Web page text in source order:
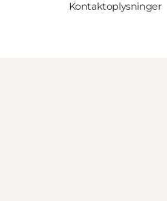
Kontaktoplysninger